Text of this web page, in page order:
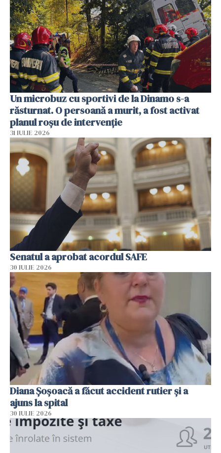
Un microbuz cu sportivi de la Dinamo s-a
răsturnat. O persoană a murit, a fost activat
planul roșu de intervenție
31 IULIE 2026
Senatul a aprobat acordul SAFE
30 IULIE 2026
Diana Șoșoacă a făcut accident rutier și a
ajuns la spital
30 IULIE 2026